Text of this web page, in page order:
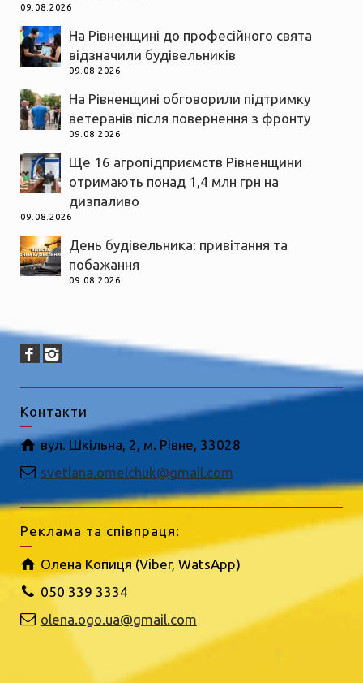
09.08.2026
На Рівненщині до професійного свята
відзначили будівельників
09.08.2026
На Рівненщині обговорили підтримку
ветеранів після повернення з фронту
09.08.2026
Ще 16 агропідприємств Рівненщини
отримають понад 1,4 млн грн на
дизпаливо
09.08.2026
День будівельника: привітання та
побажання
09.08.2026
Контакти
вул. Шкільна, 2, м. Рівне, 33028
svetlana.omelchuk@gmail.com
Реклама та співпраця:
Олена Копиця (Viber, WatsApp)
050 339 3334
olena.ogo.ua@gmail.com